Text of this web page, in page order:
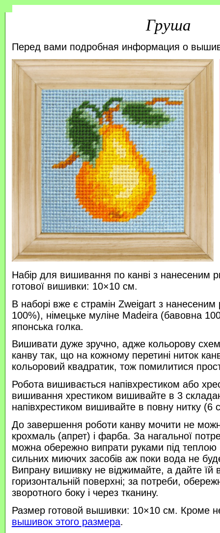
Груша
Перед вами подробная информация о
Набір для вишивання по канві з нанесеним
готової вишивки: 10×10 см.
В наборі вже є страмін Zweigart з
100%), німецьке муліне Madeira (бавовна
японська голка.
Вишивати дуже зручно, адже кольорову
канву так, що на кожному перетині ниток
кольоровий квадратик, тож помилитися
Робота вишивається напівхрестиком або
вишивання хрестиком вишивайте в 3
напівхрестиком вишивайте в повну нитку (6
До завершення роботи канву мочити не
крохмаль (апрет) і фарба. За нагальної
можна обережно випрати руками під
сильних миючих засобів аж поки вода не
Випрану вишивку не віджимайте, а дайте їй
горизонтальній поверхні; за потреби,
зворотного боку і через тканину.
Размер готовой вышивки: 10×10 см. Кроме
вышивок этого размера.